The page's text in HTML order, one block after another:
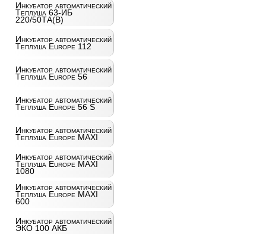
Инкубатор автоматический
Теплуша 63-ИБ
220/50ТА(В)
Инкубатор автоматический
Теплуша Europe 112
Инкубатор автоматический
Теплуша Europe 56
Инкубатор автоматический
Теплуша Europe 56 S
Инкубатор автоматический
Теплуша Europe MAXI
Инкубатор автоматический
Теплуша Europe MAXI
1080
Инкубатор автоматический
Теплуша Europe MAXI
600
Инкубатор автоматический
ЭКО 100 АКБ